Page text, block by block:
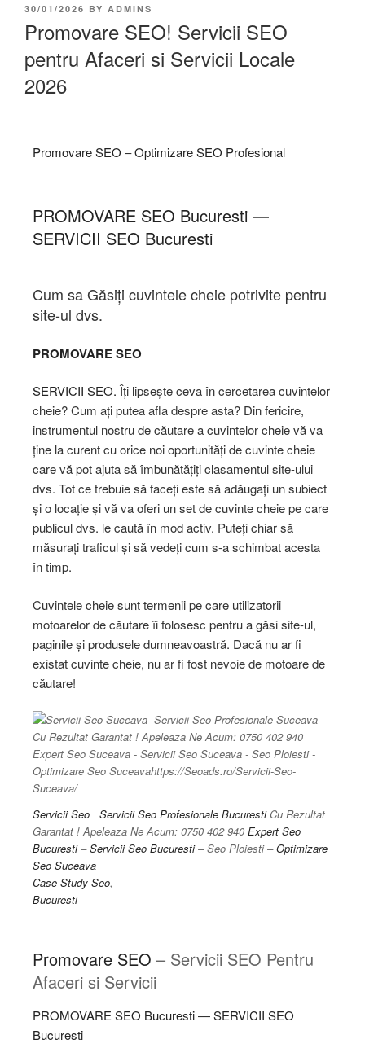
30/01/2026 BY ADMINS
Promovare SEO! Servicii SEO
pentru Afaceri si Servicii Locale
2026
Promovare SEO –Optimizare SEO Profesional
PROMOVARE SEO Bucuresti —
SERVICII SEO Bucuresti
Cum sa Găsiți cuvintele cheie potrivite pentru
site-ul dvs.
PROMOVARE SEO
SERVICII SEO. Îți lipsește ceva în cercetarea cuvintelor
cheie? Cum ați putea afla despre asta? Din fericire,
instrumentul nostru de căutare a cuvintelor cheie vă va
ține la curent cu orice noi oportunități de cuvinte cheie
care vă pot ajuta să îmbunătățiți clasamentul site-ului
dvs. Tot ce trebuie să faceți este să adăugați un subiect
și o locație și vă va oferi un set de cuvinte cheie pe care
publicul dvs. le caută în mod activ. Puteți chiar să
măsurați traficul și să vedeți cum s-a schimbat acesta
în timp.
Cuvintele cheie sunt termenii pe care utilizatorii
motoarelor de căutare îi folosesc pentru a găsi site-ul,
paginile și produsele dumneavoastră. Dacă nu ar fi
existat cuvinte cheie, nu ar fi fost nevoie de motoare de
căutare!
Servicii Seo Servicii Seo Profesionale BucurestiCu Rezultat
Garantat ! Apeleaza Ne Acum: 0750 402 940 Expert Seo
Bucuresti–Servicii Seo Bucuresti– Seo Ploiesti –Optimizare
Seo Suceava
Case Study Seo,
Bucuresti
Promovare SEO – Servicii SEO Pentru
Afaceri si Servicii
PROMOVARE SEO Bucuresti—SERVICII SEO
Bucuresti